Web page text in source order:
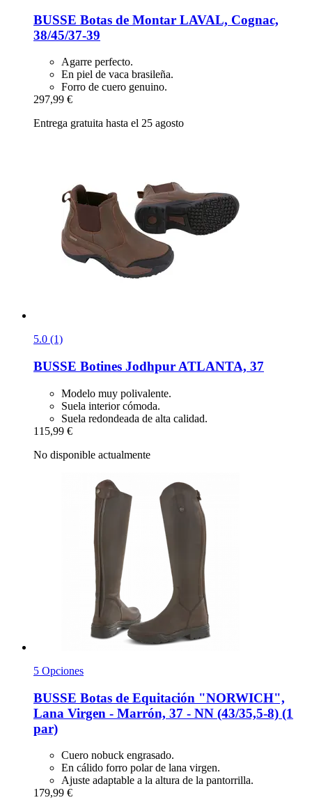
BUSSE Botas de Montar LAVAL, Cognac,
38/45/37-​39
Agarre perfecto.
En piel de vaca brasileña.
Forro de cuero genuino.
297,99 €
Entrega gratuita hasta el 25 agosto
5.0 (1)
BUSSE Botines Jodhpur ATLANTA, 37
Modelo muy polivalente.
Suela interior cómoda.
Suela redondeada de alta calidad.
115,99 €
No disponible actualmente
5 Opciones
BUSSE Botas de Equitación "NORWICH",
Lana Virgen -​ Marrón, 37 -​ NN (43/35,5-​8) (1
par)
Cuero nobuck engrasado.
En cálido forro polar de lana virgen.
Ajuste adaptable a la altura de la pantorrilla.
179,99 €